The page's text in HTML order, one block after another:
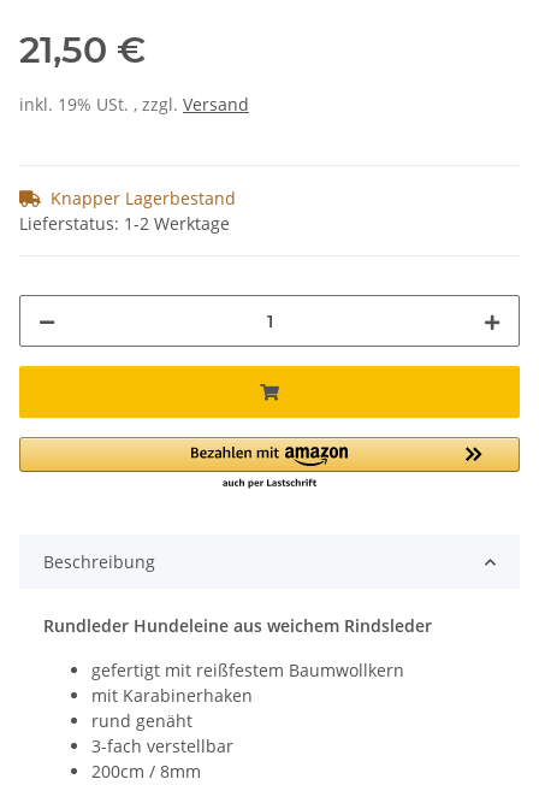
21,50 €
inkl. 19% USt. , zzgl. Versand
Knapper Lagerbestand
Lieferstatus: 1-2 Werktage
Beschreibung
Rundleder Hundeleine aus weichem Rindsleder
gefertigt mit reißfestem Baumwollkern
mit Karabinerhaken
rund genäht
3-fach verstellbar
200cm / 8mm